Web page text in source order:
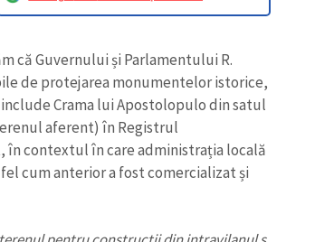
că Guvernului și Parlamentului R.
de protejarea monumentelor istorice,
Crama lui Apostolopulo din satul
aferent) în Registrul
contextul în care administrația locală
cum anterior a fost comercializat și